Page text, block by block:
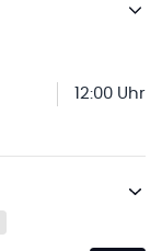
12:00 Uhr